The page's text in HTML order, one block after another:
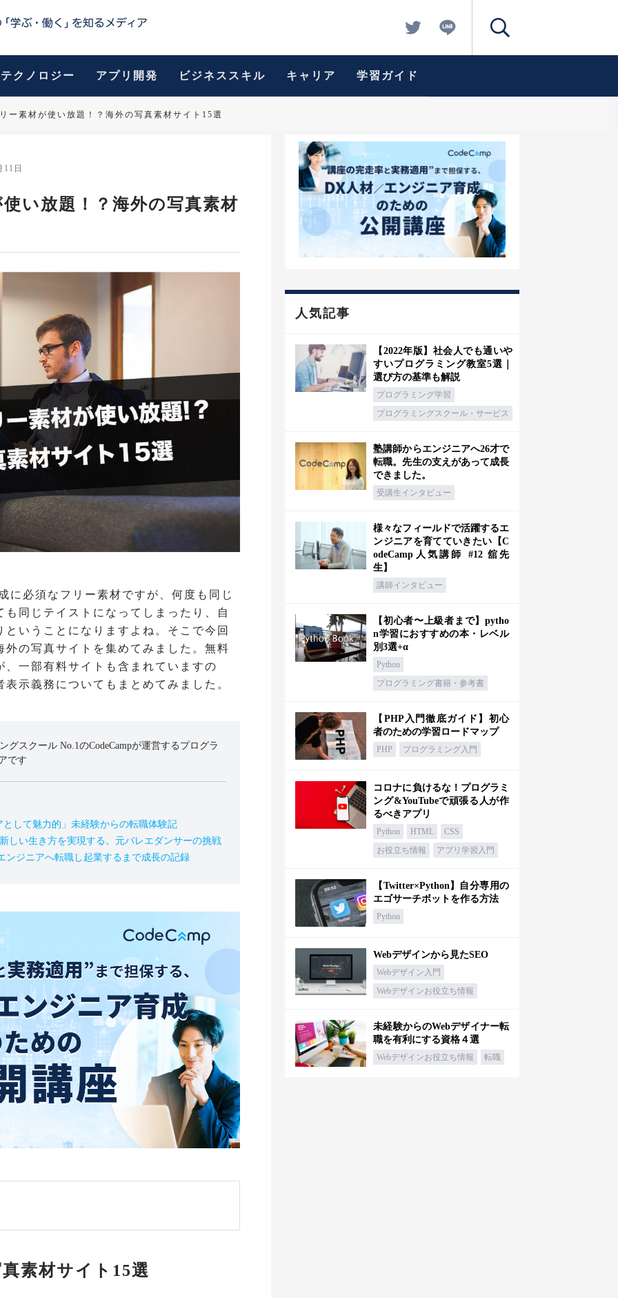
テクノロジー アプリ開発 ビジネススキル キャリア 学習ガイド
ー素材が使い放題！？海外の写真素材サイト15選
11日
い放題！？海外の写真素材
に必須なフリー素材ですが、何度も同じ
同じテイストになってしまったり、自
いうことになりますよね。そこで今回
の写真サイトを集めてみました。無料
一部有料サイトも含まれていますの
示義務についてもまとめてみました。
グスクール No.1のCodeCampが運営するプログラ
です
して魅力的」未経験からの転職体験記
しい生き方を実現する。元バレエダンサーの挑戦
ンジニアへ転職し起業するまで成長の記録
素材サイト15選
人気記事
【2022年版】社会人でも通いや
すいプログラミング教室5選｜
選び方の基準も解説
プログラミング学習
プログラミングスクール・サービス
塾講師からエンジニアへ26才で
転職。先生の支えがあって成長
できました。
受講生インタビュー
様々なフィールドで活躍するエ
ンジニアを育てていきたい【C
odeCamp人気講師 #12 舘先
生】
講師インタビュー
【初心者〜上級者まで】pytho
n学習におすすめの本・レベル
別3選+α
Python
プログラミング書籍・参考書
【PHP入門徹底ガイド】初心
者のための学習ロードマップ
PHP プログラミング入門
コロナに負けるな！プログラミ
ング&YouTubeで頑張る人が作
るべきアプリ
Python HTML
CSS
お役立ち情報
アプリ学習入門
【Twitter×Python】自分専用の
エゴサーチボットを作る方法
Python
Webデザインから見たSEO
Webデザイン入門
Webデザインお役立ち情報
未経験からのWebデザイナー転
職を有利にする資格４選
Webデザインお役立ち情報 転職